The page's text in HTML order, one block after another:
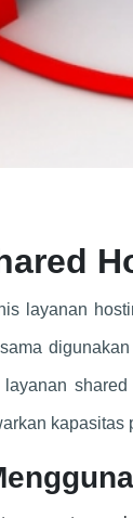
layanan